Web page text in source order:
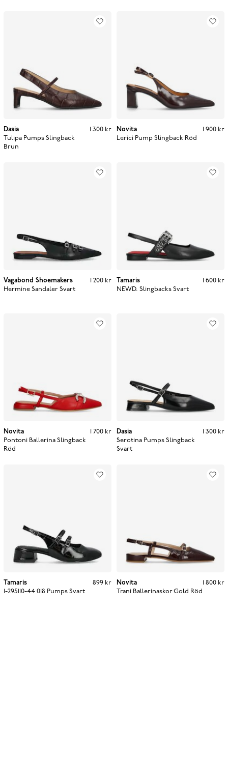
Dasia
Tulipa Pumps Slingback
Brun
1 300 kr
1 300 kr
Novita
Lerici Pump Slingback Röd
1 900 kr
1 900 kr
Vagabond Shoemakers
Hermine Sandaler Svart
1 200 kr
1 200 kr
Tamaris
NEWD. Slingbacks Svart
1 600 kr
1 600 kr
Novita
Pontoni Ballerina Slingback
Röd
1 700 kr
1 700 kr
Dasia
Serotina Pumps Slingback
Svart
1 300 kr
1 300 kr
Tamaris
1-295110-44 018 Pumps Svart
899 kr
899 kr
Novita
Trani Ballerinaskor Gold Röd
1 800 kr
1 800 kr